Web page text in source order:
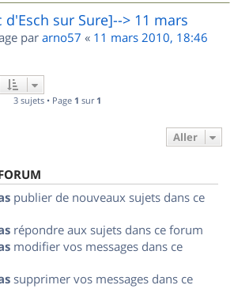
sur Sure]--> 11 mars
par arno57 « 11 mars 2010, 18:46
3 sujets • Page 1 sur 1
Aller
publier de nouveaux sujets dans ce
répondre aux sujets dans ce forum
modifier vos messages dans ce
supprimer vos messages dans ce